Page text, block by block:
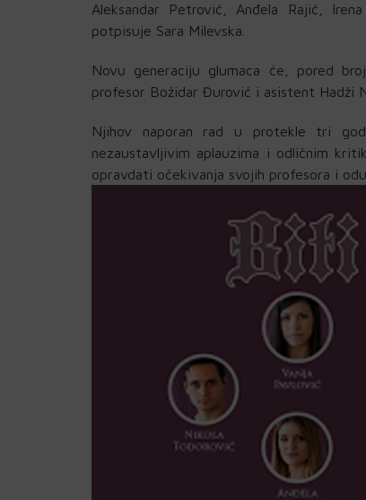
Aleksandar Petrović, Anđela Rajić,
potpisuje Sara Milevska.
Novu generaciju glumaca će, pored
profesor Božidar Đurović i asistent Hadži
Njihov naporan rad u protekle tri
nezaustavljivim aplauzima i odličnim
opravdati očekivanja svojih profesora i